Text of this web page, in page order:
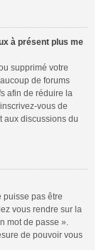
à présent plus me
supprimé votre
de forums
afin de réduire la
vous de
aux discussions du
puisse pas être
vous rendre sur la
mot de passe ».
de pouvoir vous